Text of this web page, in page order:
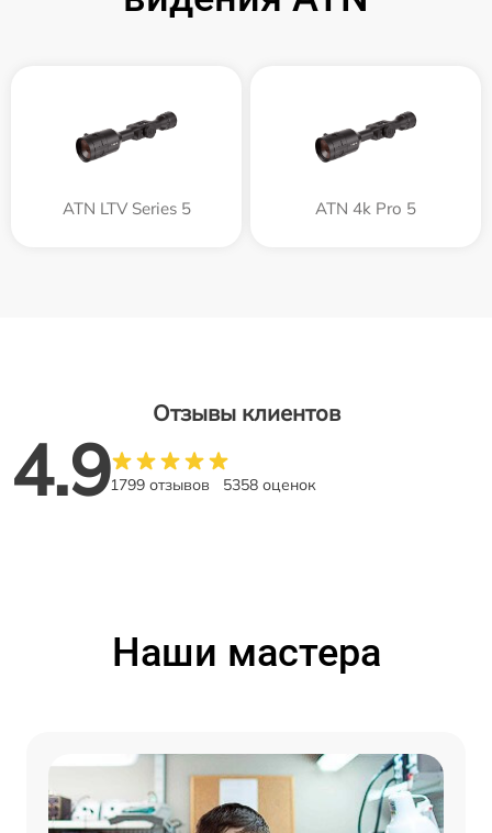
ATN LTV Series 5 ATN 4k Pro 5
Отзывы клиентов
4.91799 отзывов 5358 оценок
Наши мастера